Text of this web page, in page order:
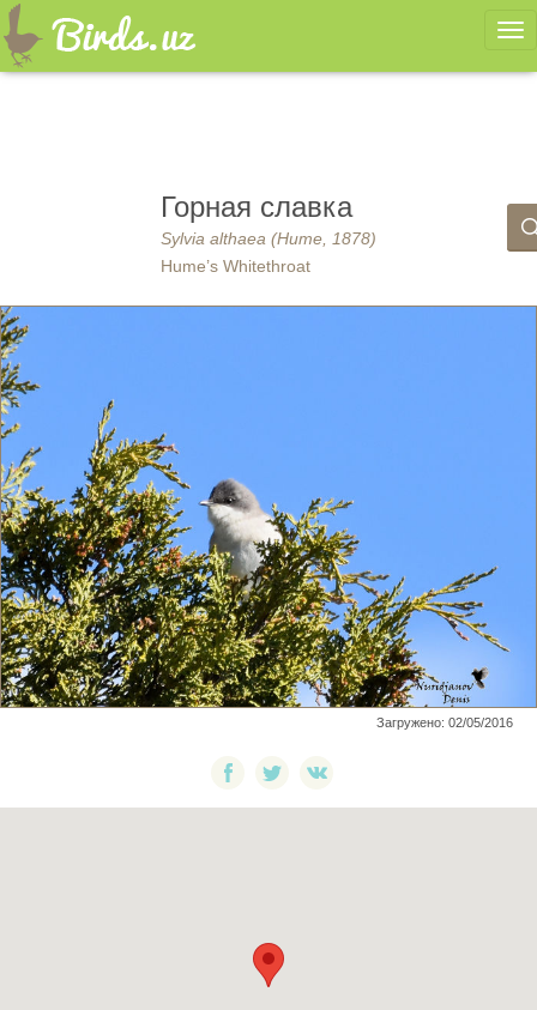
Горная славка
Sylvia althaea (Hume, 1878)
Hume’s Whitethroat
Загружено: 02/05/2016